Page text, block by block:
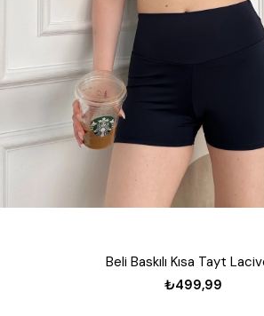
Beli Baskılı Kısa Tayt
₺499,99